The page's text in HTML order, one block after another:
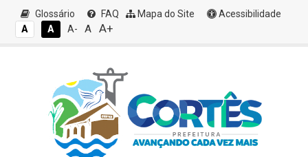
Glossário FAQ Mapa do Site
Acessibilidade
A
A A- A A+